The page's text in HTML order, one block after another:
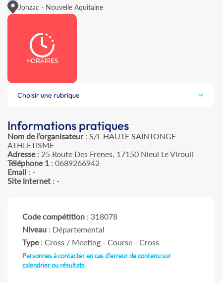
Jonzac - Nouvelle Aquitaine
HORAIRES
Choisir une rubrique
Informations pratiques
Nom de l’organisateur: S/L HAUTE SAINTONGE
ATHLETISME
Adresse: 25 Route Des Frenes, 17150 Nieul Le Virouil
Téléphone 1 : 0689266942
Email : -
Site internet : -
Code compétition : 318078
Niveau : Départemental
Type: Cross / Meeting - Course - Cross
Personnes à contacter en cas d'erreur de contenu sur
calendrier ou résultats